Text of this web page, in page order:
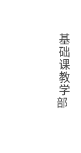
基
础
课
教
学